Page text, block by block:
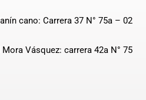
cano: Carrera 37 N° 75a – 02
Vásquez: carrera 42a N° 75